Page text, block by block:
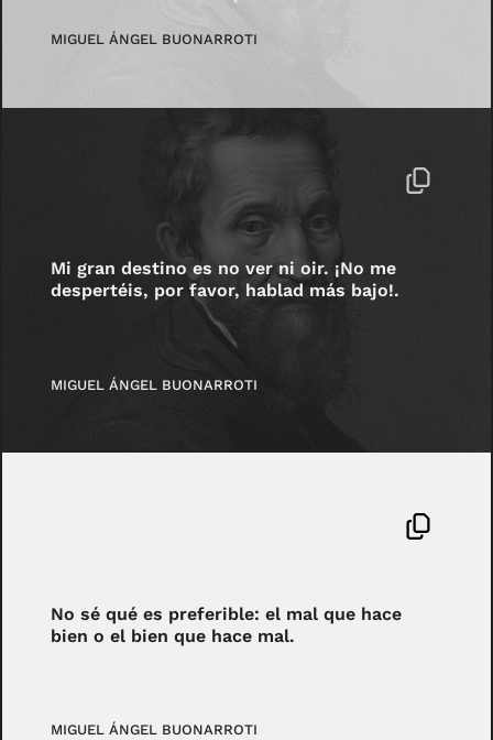
MIGUEL ÁNGEL BUONARROTI
Mi gran destino es no ver ni oir. ¡No me
despertéis, por favor, hablad más bajo!.
MIGUEL ÁNGEL BUONARROTI
No sé qué es preferible: el mal que hace
bien o el bien que hace mal.
MIGUEL ÁNGEL BUONARROTI